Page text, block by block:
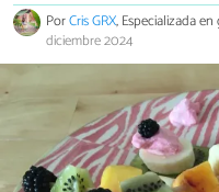
PorCris GRX, Especializada
diciembre 2024